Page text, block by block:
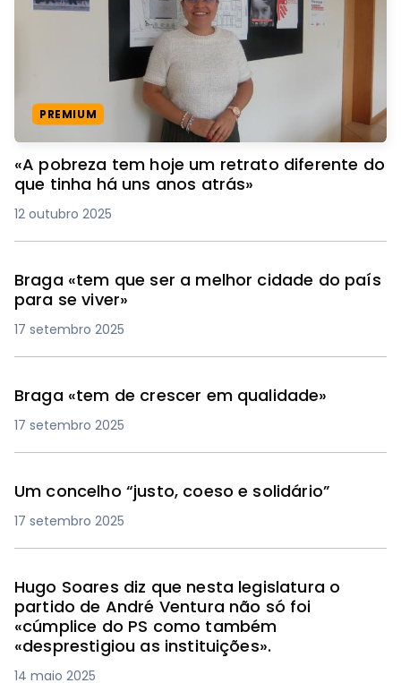
PREMIUM
«A pobreza tem hoje um retrato diferente do
que tinha há uns anos atrás»
12 outubro 2025
Braga «tem que ser a melhor cidade do país
para se viver»
17 setembro 2025
Braga «tem de crescer em qualidade»
17 setembro 2025
Um concelho “justo, coeso e solidário”
17 setembro 2025
Hugo Soares diz que nesta legislatura o
partido de André Ventura não só foi
«cúmplice do PS como também
«desprestigiou as instituições».
14 maio 2025